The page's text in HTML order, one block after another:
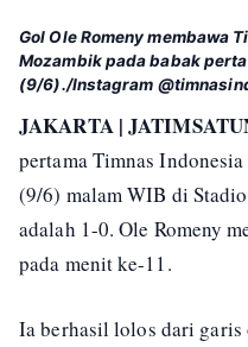
Gol Ole Romeny membawa
Mozambik pada babak
(9/6)./Instagram
JAKARTA |
pertama Timnas
(9/6) malam WIB di
adalah 1-0. Ole Romeny
pada menit ke-11.
Ia berhasil lolos dari garis